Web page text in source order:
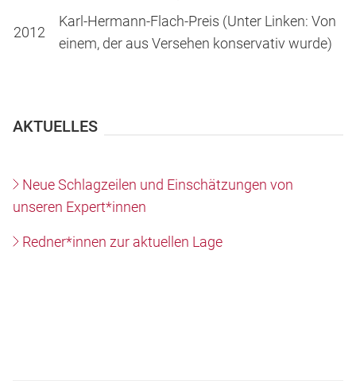
2012
Karl-Hermann-Flach-Preis (Unter Linken: Von
einem, der aus Versehen konservativ wurde)
AKTUELLES
Neue Schlagzeilen und Einschätzungen von
unseren Expert*innen
Redner*innen zur aktuellen Lage